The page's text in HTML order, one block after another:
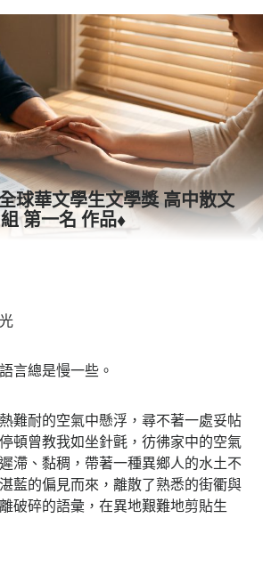
球華文學生文學獎 高中散文
組 第一名 作品♦
總是慢一些。
耐的空氣中懸浮，尋不著一處妥帖
頓曾教我如坐針氈，彷彿家中的空氣
滯、黏稠，帶著一種異鄉人的水土不
藍的偏見而來，離散了熟悉的街衢與
破碎的語彙，在異地艱難地剪貼生